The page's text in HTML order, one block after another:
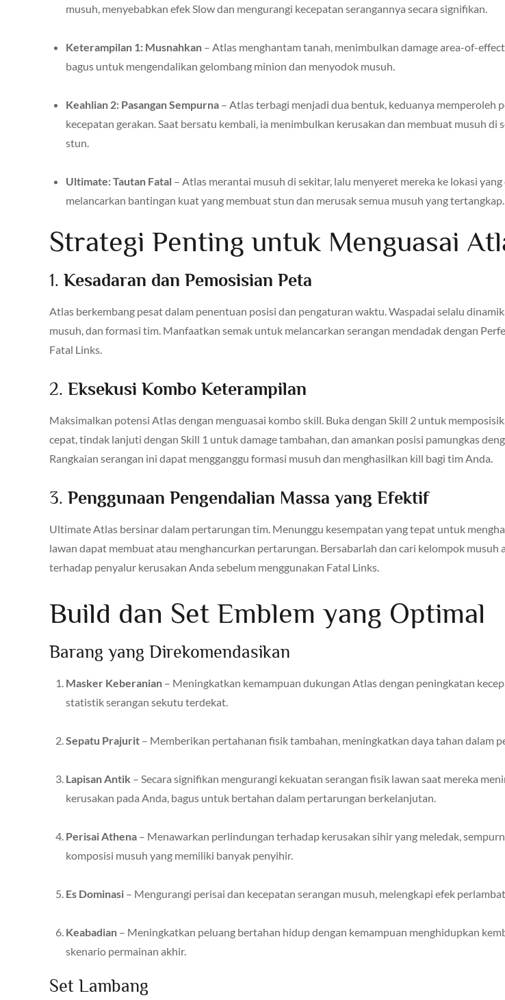
musuh, menyebabkan efek Slow dan mengurangi kecepatan serangannya secara signifikan.
Keterampilan 1: Musnahkan – Atlas menghantam tanah, menimbulkan damage area-of-
bagus untuk mengendalikan gelombang minion dan menyodok musuh.
Keahlian 2: Pasangan Sempurna – Atlas terbagi menjadi dua bentuk, keduanya memperoleh
kecepatan gerakan. Saat bersatu kembali, ia menimbulkan kerusakan dan membuat musuh di
stun.
Ultimate: Tautan Fatal – Atlas merantai musuh di sekitar, lalu menyeret mereka ke lokasi
melancarkan bantingan kuat yang membuat stun dan merusak semua musuh yang tertangkap.
Strategi Penting untuk Menguasai
1. Kesadaran dan Pemosisian Peta
Atlas berkembang pesat dalam penentuan posisi dan pengaturan waktu. Waspadai selalu
musuh, dan formasi tim. Manfaatkan semak untuk melancarkan serangan mendadak dengan
Fatal Links.
2. Eksekusi Kombo Keterampilan
Maksimalkan potensi Atlas dengan menguasai kombo skill. Buka dengan Skill 2 untuk
cepat, tindak lanjuti dengan Skill 1 untuk damage tambahan, dan amankan posisi pamungkas
Rangkaian serangan ini dapat mengganggu formasi musuh dan menghasilkan kill bagi tim Anda.
3. Penggunaan Pengendalian Massa yang Efektif
Ultimate Atlas bersinar dalam pertarungan tim. Menunggu kesempatan yang tepat untuk
lawan dapat membuat atau menghancurkan pertarungan. Bersabarlah dan cari kelompok musuh
terhadap penyalur kerusakan Anda sebelum menggunakan Fatal Links.
Build dan Set Emblem yang Optimal
Barang yang Direkomendasikan
Masker Keberanian – Meningkatkan kemampuan dukungan Atlas dengan peningkatan
statistik serangan sekutu terdekat.
Sepatu Prajurit – Memberikan pertahanan fisik tambahan, meningkatkan daya tahan dalam
Lapisan Antik – Secara signifikan mengurangi kekuatan serangan fisik lawan saat mereka
kerusakan pada Anda, bagus untuk bertahan dalam pertarungan berkelanjutan.
Perisai Athena – Menawarkan perlindungan terhadap kerusakan sihir yang meledak,
komposisi musuh yang memiliki banyak penyihir.
Es Dominasi – Mengurangi perisai dan kecepatan serangan musuh, melengkapi efek
Keabadian – Meningkatkan peluang bertahan hidup dengan kemampuan menghidupkan
skenario permainan akhir.
Set Lambang